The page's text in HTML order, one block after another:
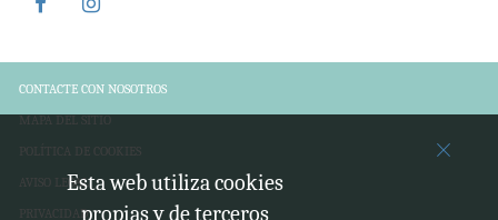
CONTACTE CON NOSOTROS
MAPA DEL SITIO
POLÍTICA DE COOKIES
AVISO LEGAL
PRIVACIDAD
Esta web utiliza cookies
propias y de terceros